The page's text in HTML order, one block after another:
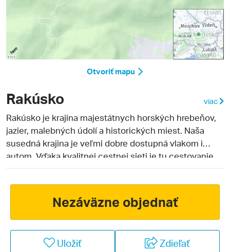
Otvoriť mapu
Rakúsko viac
Rakúsko je krajina majestátnych horských hrebeňov,
jazier, malebných údolí a historických miest. Naša
susedná krajina je veľmi dobre dostupná vlakom i
autom. Vďaka kvalitnej cestnej sieti je tu cestovanie
pohodlné a rýchle. Veľká časť rakúskeho územia je
mesiacoch. Všeobecne vysoká kvalita služieb a
možností vyžitia pre rodiny s deťmi sú istotou, s ktorou
môžete pri cestovaní do tejto krajiny počítať. Služby
sú vo vyspelom Rakúsku precízne a mnohokrát
Nezáväzne objednať
Uložiť Zdieľať